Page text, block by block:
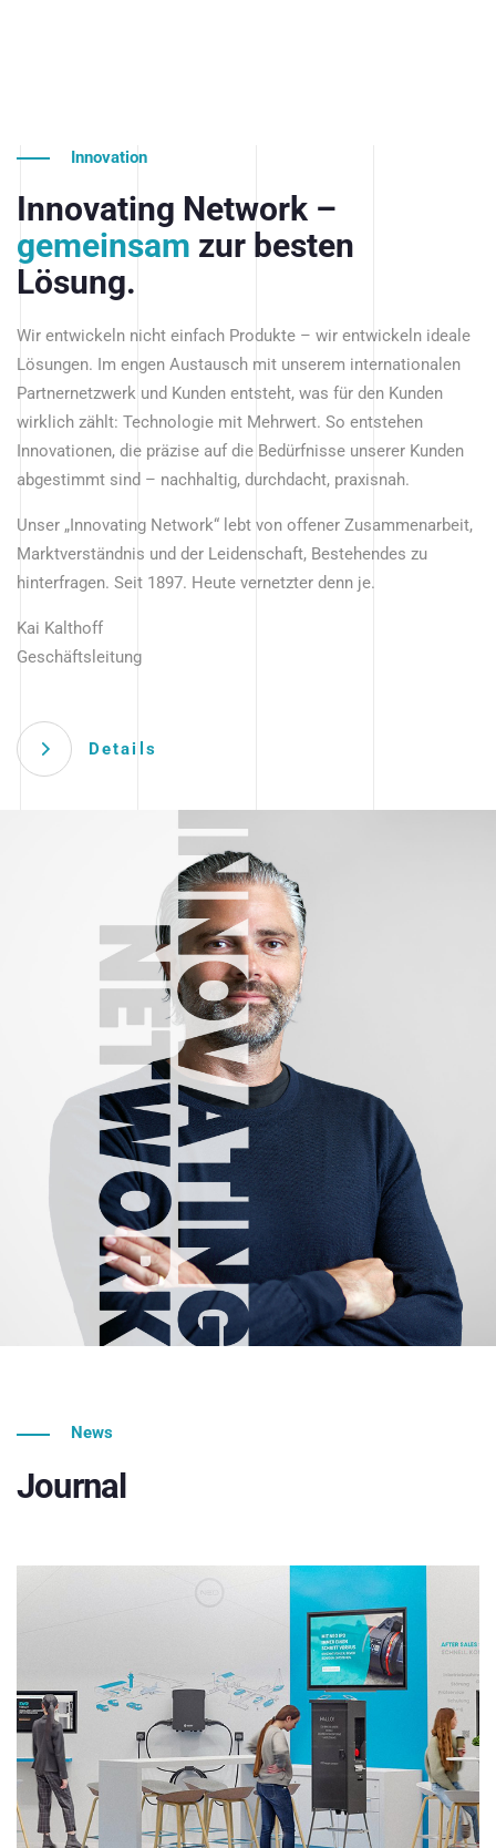
Innovation
Innovating Network –
gemeinsam zur besten
Lösung.
Wir entwickeln nicht einfach Produkte – wir entwickeln ideale
Lösungen. Im engen Austausch mit unserem internationalen
Partnernetzwerk und Kunden entsteht, was für den Kunden
wirklich zählt: Technologie mit Mehrwert. So entstehen
Innovationen, die präzise auf die Bedürfnisse unserer Kunden
abgestimmt sind – nachhaltig, durchdacht, praxisnah.
Unser „Innovating Network“ lebt von offener Zusammenarbeit,
Marktverständnis und der Leidenschaft, Bestehendes zu
hinterfragen. Seit 1897. Heute vernetzter denn je.
Kai Kalthoff
Geschäftsleitung
Details
News
Journal